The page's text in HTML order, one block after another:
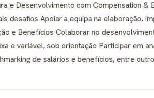
e Desenvolvimento com Compensation &
desafios Apoiar a equipa na elaboração,
e Benefícios Colaborar no
e variável, sob orientação Participar em
de salários e benefícios, entre